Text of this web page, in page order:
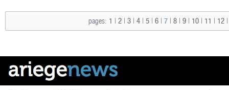
pages: 1 2 3 4 5 6 7 8 9 10 11 12